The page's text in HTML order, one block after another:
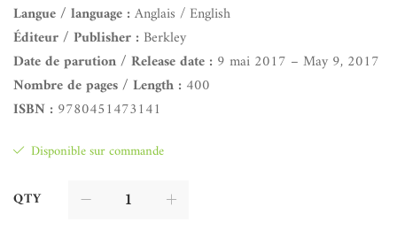
Langue / language :Anglais / English
Éditeur / Publisher : Berkley
Date de parution / Release date : 9 mai 2017 – May 9, 2017
Nombre de pages / Length : 400
ISBN : 9780451473141
Disponible sur commande
QTY